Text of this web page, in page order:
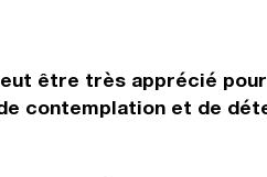
être très apprécié
contemplation et de